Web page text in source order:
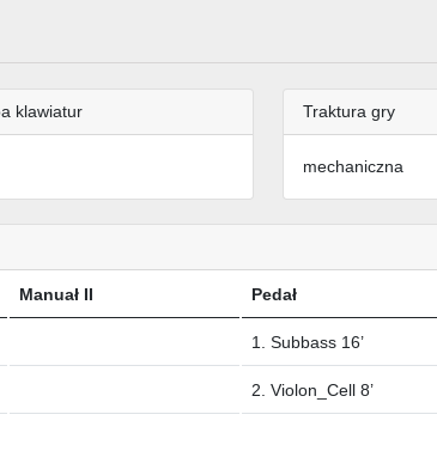
klawiatur Traktura gry
mechaniczna
Manuał II Pedał
1. Subbass 16’
2. Violon_Cell 8’